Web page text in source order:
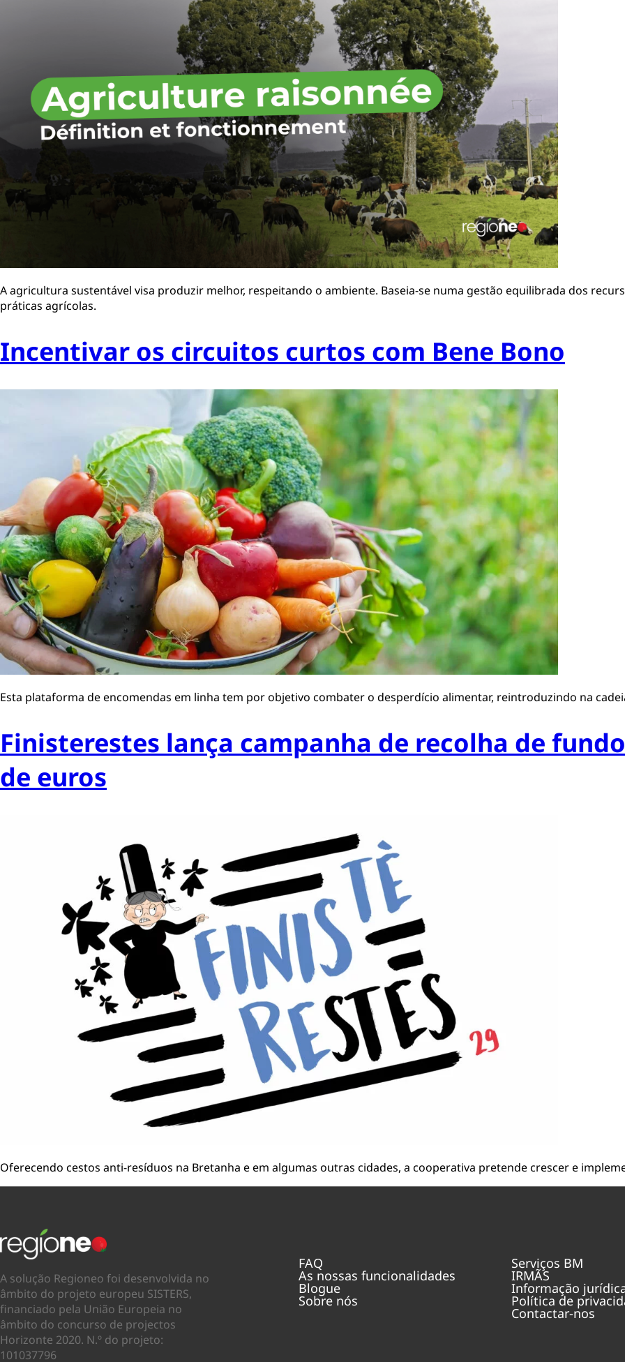
A agricultura sustentável visa produzir melhor, respeitando o ambiente. Baseia-se numa gestão equilibrada dos
práticas agrícolas.
Incentivar os circuitos curtos com Bene Bono
Esta plataforma de encomendas em linha tem por objetivo combater o desperdício alimentar, reintroduzindo na
Finisterestes lança campanha de recolha de
de euros
Oferecendo cestos anti-resíduos na Bretanha e em algumas outras cidades, a cooperativa pretende crescer e
A solução Regioneo foi desenvolvida no
âmbito do projeto europeu SISTERS,
financiado pela União Europeia no
âmbito do concurso de projectos
Horizonte 2020. N.º do projeto:
101037796
FAQ
As nossas funcionalidades
Blogue
Sobre nós
Serviços BM
IRMÃS
Informação
Política de
Contactar-nos